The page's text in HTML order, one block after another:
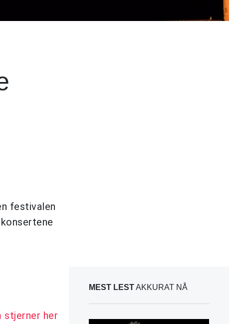
festivalen
stjerner her
MEST LESTAKKURAT NÅ